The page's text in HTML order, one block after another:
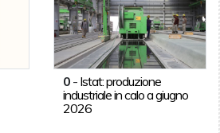
0 - Istat: produzione
industriale in calo a giugno
2026